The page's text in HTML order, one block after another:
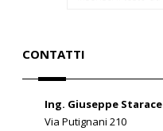
CONTATTI
Ing. Giuseppe Starace
Via Putignani 210